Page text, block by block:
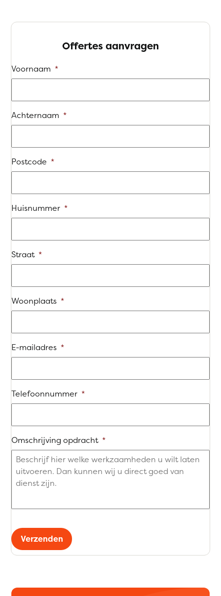
Offertes aanvragen
Voornaam *
Achternaam *
Postcode *
Huisnummer *
Straat *
Woonplaats *
E-mailadres *
Telefoonnummer *
Omschrijving opdracht *
Verzenden